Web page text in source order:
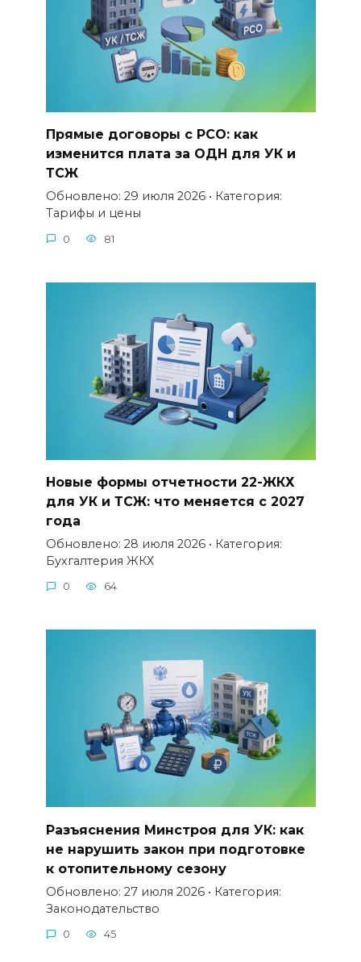
Прямые договоры с РСО: как
изменится плата за ОДН для УК и
ТСЖ
Обновлено: 29 июля 2026 • Категория:
Тарифы и цены
0 81
Новые формы отчетности 22-ЖКХ
для УК и ТСЖ: что меняется с 2027
года
Обновлено: 28 июля 2026 • Категория:
Бухгалтерия ЖКХ
0 64
Разъяснения Минстроя для УК: как
не нарушить закон при подготовке
к отопительному сезону
Обновлено: 27 июля 2026 • Категория:
Законодательство
0 45